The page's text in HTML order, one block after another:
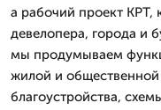
а рабочий проект КРТ,
девелопера, города и
мы продумываем
жилой и
благоустройства,